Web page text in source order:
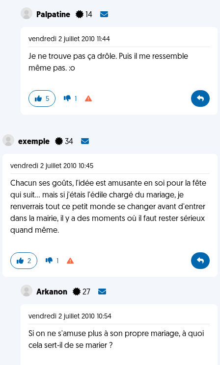
Palpatine 14
vendredi 2 juillet 2010 11:44
Je ne trouve pas ça drôle. Puis il me ressemble
même pas. :o
5 1
exemple 34
vendredi 2 juillet 2010 10:45
Chacun ses goûts, l'idée est amusante en soi pour la fête
qui suit… mais si j'étais l'édile chargé du mariage, je
renverrais tout ce petit monde se changer avant d'entrer
dans la mairie, il y a des moments où il faut rester sérieux
quand même.
2 1
Arkanon 27
vendredi 2 juillet 2010 10:54
Si on ne s'amuse plus à son propre mariage, à quoi
cela sert-il de se marier ?